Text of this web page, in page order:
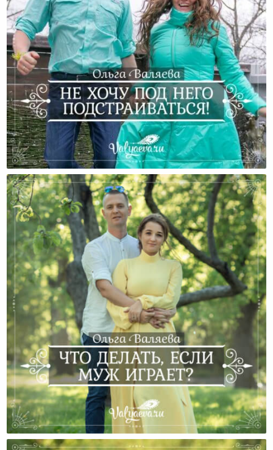
Не Хочу Под Него Подстраиваться!
Что Делать, Если Муж Играет?